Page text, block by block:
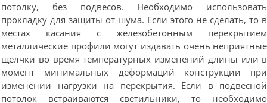
потолку, без подвесов. Необходимо использовать
прокладку для защиты от шума. Если этого не сделать, то в
местах касания с железобетонным перекрытием
металлические профили могут издавать очень неприятные
щелчки во время температурных изменений длины или в
момент минимальных деформаций конструкции при
изменении нагрузки на перекрытия. Если в подвесной
потолок встраиваются светильники, то необходимо